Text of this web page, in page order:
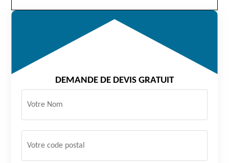
DEMANDE DE DEVIS GRATUIT